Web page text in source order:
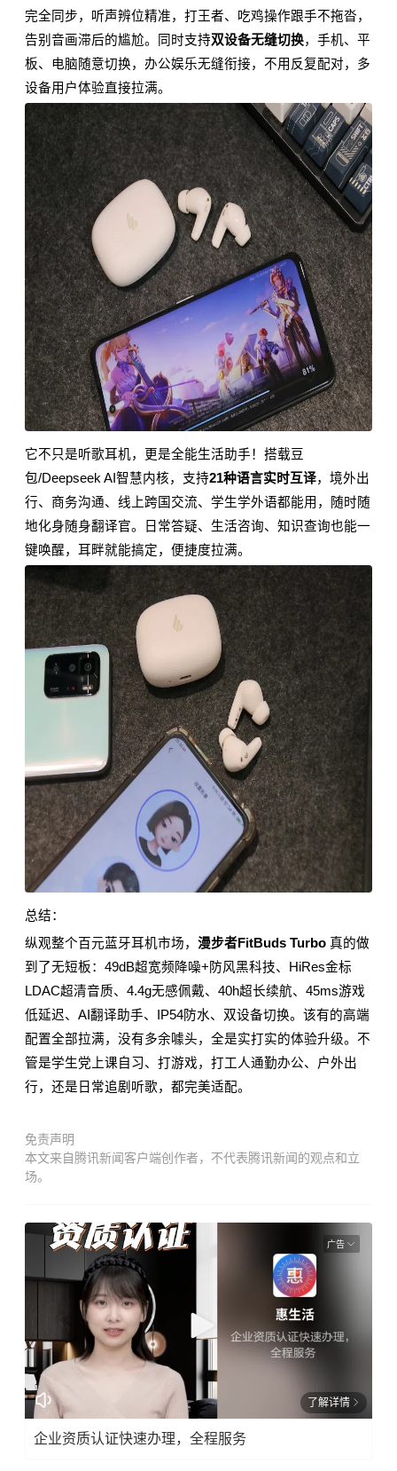
完全同步，听声辨位精准，打王者、吃鸡操作跟手不拖沓，
告别音画滞后的尴尬。同时支持双设备无缝切换，手机、平
板、电脑随意切换，办公娱乐无缝衔接，不用反复配对，多
设备用户体验直接拉满。
它不只是听歌耳机，更是全能生活助手！搭载豆
包/Deepseek AI智慧内核，支持21种语言实时互译，境外出
行、商务沟通、线上跨国交流、学生学外语都能用，随时随
地化身随身翻译官。日常答疑、生活咨询、知识查询也能一
键唤醒，耳畔就能搞定，便捷度拉满。
总结：
纵观整个百元蓝牙耳机市场， 漫步者FitBuds Turbo 真的做
到了无短板：49dB超宽频降噪+防风黑科技、HiRes金标
LDAC超清音质、4.4g无感佩戴、40h超长续航、45ms游戏
低延迟、AI翻译助手、IP54防水、双设备切换。 该有的高端
配置全部拉满，没有多余噱头，全是实打实的体验升级。不
管是学生党上课自习、打游戏，打工人通勤办公、户外出
行，还是日常追剧听歌，都完美适配。
免责声明
本文来自腾讯新闻客户端创作者，不代表腾讯新闻的观点和立
场。
广告
了解详情
企业资质认证快速办理，全程服务